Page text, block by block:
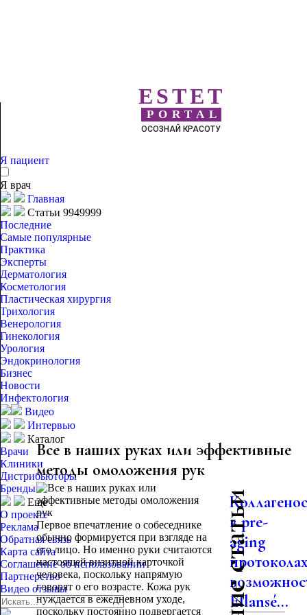
ESTET
PORTAL
ОСОЗНАЙ КРАСОТУ
Я пациент
Я врач
Главная
Статьи 9949999
Последние
Самые популярные
Практика
Эксперты
Дерматология
Косметология
Пластическая хирургия
Трихология
Венерология
Гинекология
Урология
Эндокринология
Бизнес
Новости
Инфектология
Видео
Интервью
Каталог
Врачи
Клиники
Дистрибьюторы
Бренды
Еще
О проекте
Реклама
Обратная связь
Карта сайта
Соглашение об использовании
Партнерство
Видео отзывы
Все в наших руках или эффективные
методы омоложения рук
Первое впечатление о собеседнике
обычно формируется при взгляде на
его лицо. Но именно руки считаются
настоящей визитной карточкой
человека, поскольку напрямую
говорят о его возрасте. Кожа рук
нуждается в ежедневном уходе,
поскольку постоянно подвергается
в pre-
aging
Ellansé...